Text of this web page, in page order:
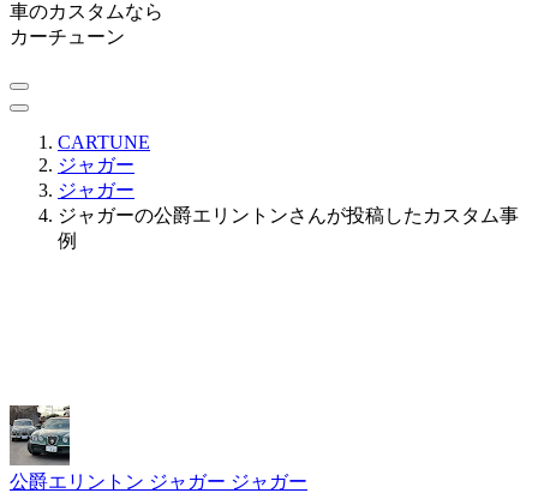
車のカスタムなら
カーチューン
CARTUNE
ジャガー
ジャガー
ジャガーの公爵エリントンさんが投稿したカスタム事
例
公爵エリントン ジャガー ジャガー